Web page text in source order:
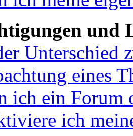
und
Unterschied
eines
ich ein Forum
ich